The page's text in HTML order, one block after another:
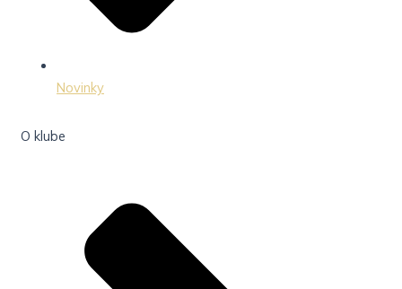
Novinky
O klube